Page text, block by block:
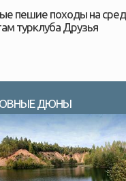
пешие походы на
турклуба Друзья
ДЮНЫ